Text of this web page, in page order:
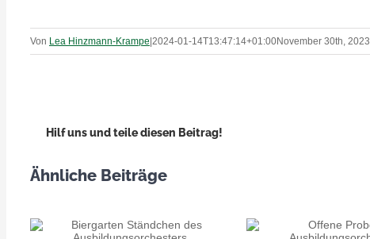
Von Lea Hinzmann-Krampe|2024-01-14T13:47:14+01:00November 30th, 2023
Hilf uns und teile diesen Beitrag!
Ähnliche Beiträge